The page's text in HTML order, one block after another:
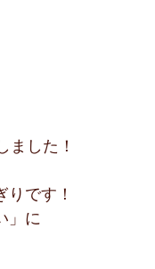
ました！
です！
」に